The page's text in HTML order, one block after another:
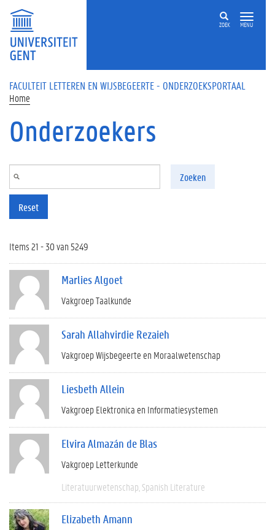
Overslaan en naar de inhoud gaan
ZOEK MENU
FACULTEIT LETTEREN EN WIJSBEGEERTE - ONDERZOEKSPORTAAL
Home
Onderzoekers
Zoeken
Reset
Items 21 - 30 van 5249
Marlies Algoet
Vakgroep Taalkunde
Sarah Allahvirdie Rezaieh
Vakgroep Wijsbegeerte en Moraalwetenschap
Liesbeth Allein
Vakgroep Elektronica en Informatiesystemen
Elvira Almazán de Blas
Vakgroep Letterkunde
Literatuurwetenschap Spanish Literature
Elizabeth Amann